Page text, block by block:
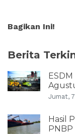
Bagikan Ini!
Berita
Jumat,
Hasil
PNBP